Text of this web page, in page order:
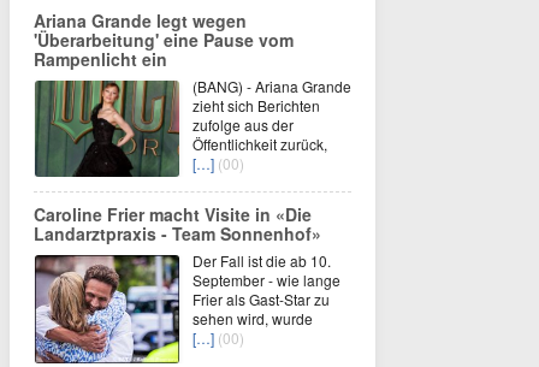
Ariana Grande legt wegen
'Überarbeitung' eine Pause vom
Rampenlicht ein
(BANG) - Ariana Grande
zieht sich Berichten
zufolge aus der
Öffentlichkeit zurück,
[…] (00)
Caroline Frier macht Visite in «Die
Landarztpraxis - Team Sonnenhof»
Der Fall ist die ab 10.
September - wie lange
Frier als Gast-Star zu
sehen wird, wurde
[…] (00)